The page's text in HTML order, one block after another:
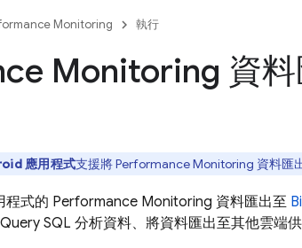
Monitoring 執行
Monitoring 資
應用程式支援將Performance Monitoring 資料匯
程式的 Performance Monitoring 資料匯出至
SQL 分析資料、將資料匯出至其他雲端